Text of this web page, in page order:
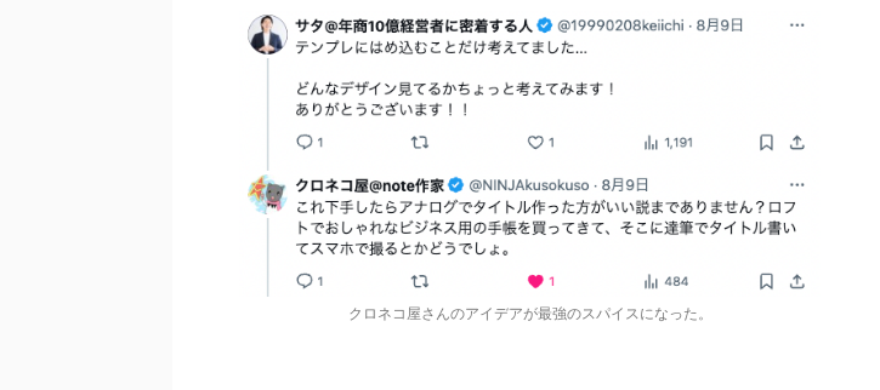
クロネコ屋さんのアイデアが最強のスパイスになった。